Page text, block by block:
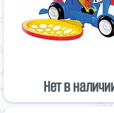
Нет в